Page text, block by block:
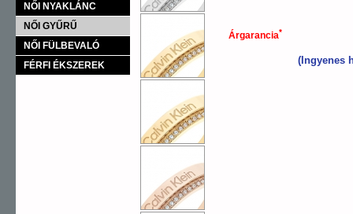
NŐI NYAKLÁNC
NŐI GYŰRŰ
NŐI FÜLBEVALÓ
FÉRFI ÉKSZEREK
Árgarancia*
(Ingyenes